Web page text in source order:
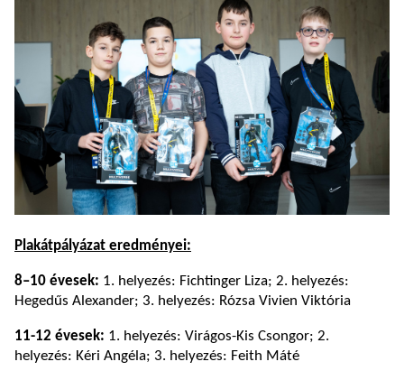
Plakátpályázat eredményei:
8–10 évesek: 1. helyezés: Fichtinger Liza; 2. helyezés:
Hegedűs Alexander; 3. helyezés: Rózsa Vivien Viktória
11-12 évesek: 1. helyezés: Virágos-Kis Csongor; 2.
helyezés: Kéri Angéla; 3. helyezés: Feith Máté